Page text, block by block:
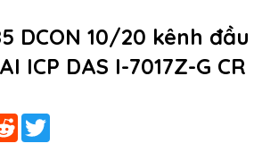
DCON 10/20 kênh đầu
ICP DAS I-7017Z-G CR
Reddit